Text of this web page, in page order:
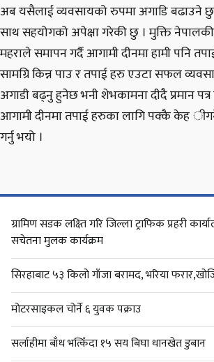
अब यसैलाई व्यवसायको रुपमा अगाडि बढाउने
साथ सहयोगको अपेक्षा गरेकी छु । मुक्ति
महराले समापन गर्दै आगामी दीनमा हामी पनि
सामग्रि किन्न पाउ र तपाई हरु एउटा सफल
अगाडी बढ्नु हुनेछ भनी शेभकामना दीदै प्रमान
आगामी दीनमा तपाई हरुका लागि पक्कै केह
गर्नु भयो ।
ग्रामिण सडक लक्ष्ति गरि जिल्ला ट्राफिक प्रहरी
सचेतना मुलक कार्यक्रम
सिरहाबाट ५३ किलो गाँजा बरामद, भरिया
मोटरसाइकल चोर्ने ६ युवक पक्राउ
सर्लाहीमा बाँध भत्किँदा १५ सय बिघा धानखेत डुबान